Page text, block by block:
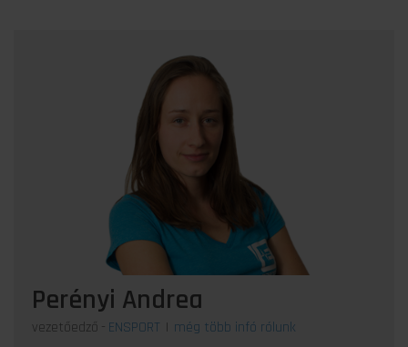
Perényi Andrea
vezetőedző - ENSPORT | még több infó rólunk